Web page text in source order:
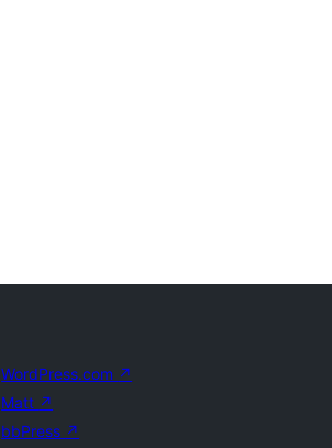
WordPress.com ↗
Matt ↗
bbPress ↗